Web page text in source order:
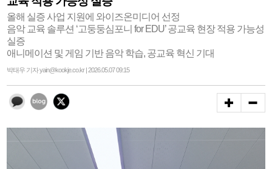
올해 실증 사업 지원에 와이즈온미디어 선정
음악 교육 솔루션 ‘고둥둥심포니 for EDU’ 공교육 현장 적용 가능성
실증
애니메이션 및 게임 기반 음악 학습, 공교육 혁신 기대
박태우 기자 yain@kookje.co.kr | 2026.05.07 09:15